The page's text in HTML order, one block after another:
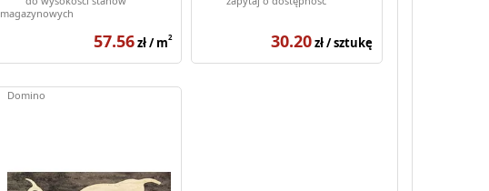
magazynowych
57.56zł / m2 30.20zł / sztukę
Domino